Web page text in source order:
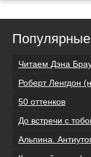
Читаем Дэна
Роберт Ленгдон
50 оттенков
До встречи с
Альпина.